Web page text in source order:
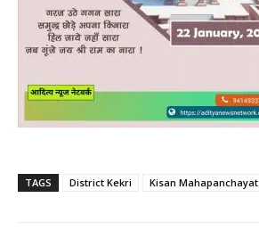
TAGS District Kekri Kisan Mahapanchayat